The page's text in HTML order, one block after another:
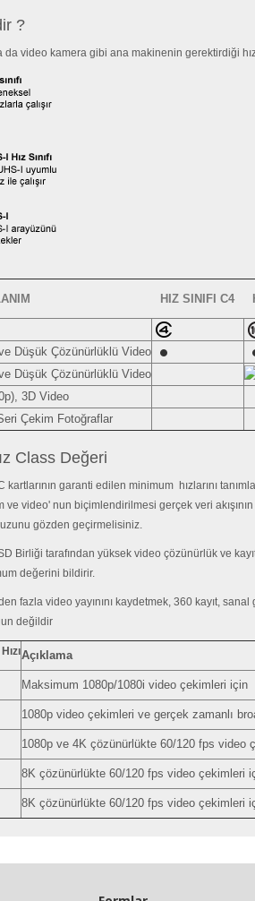
?
video kamera gibi ana makinenin gerektirdiği hız
HIZ SINIFI C4
Düşük Çözünürlüklü Video
Düşük Çözünürlüklü Video
3D Video
Çekim Fotoğraflar
Class Değeri
kartlarının garanti edilen minimum hızlarını
video' nun biçimlendirilmesi gerçek veri
gözden geçirmelisiniz.
SD Birliği tarafından yüksek video çözünürlük ve
değerini bildirir.
fazla video yayınını kaydetmek, 360 kayıt,
değildir
Açıklama
Maksimum 1080p/1080i video çekimleri için
1080p video çekimleri ve gerçek zamanlı
1080p ve 4K çözünürlükte 60/120 fps video
8K çözünürlükte 60/120 fps video çekimleri
8K çözünürlükte 60/120 fps video çekimleri